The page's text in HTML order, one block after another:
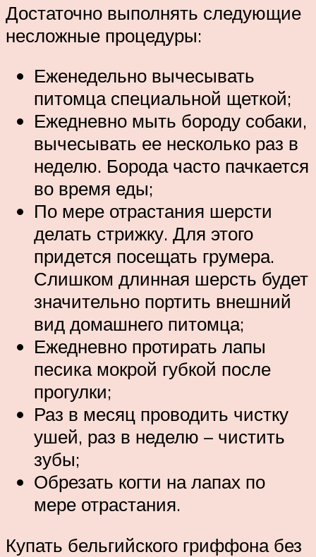
Достаточно выполнять следующие
несложные процедуры:
Еженедельно вычесывать
питомца специальной щеткой;
Ежедневно мыть бороду собаки,
вычесывать ее несколько раз в
неделю. Борода часто пачкается
во время еды;
По мере отрастания шерсти
делать стрижку. Для этого
придется посещать грумера.
Слишком длинная шерсть будет
значительно портить внешний
вид домашнего питомца;
Ежедневно протирать лапы
песика мокрой губкой после
прогулки;
Раз в месяц проводить чистку
ушей, раз в неделю – чистить
зубы;
Обрезать когти на лапах по
мере отрастания.
Купать бельгийского гриффона без